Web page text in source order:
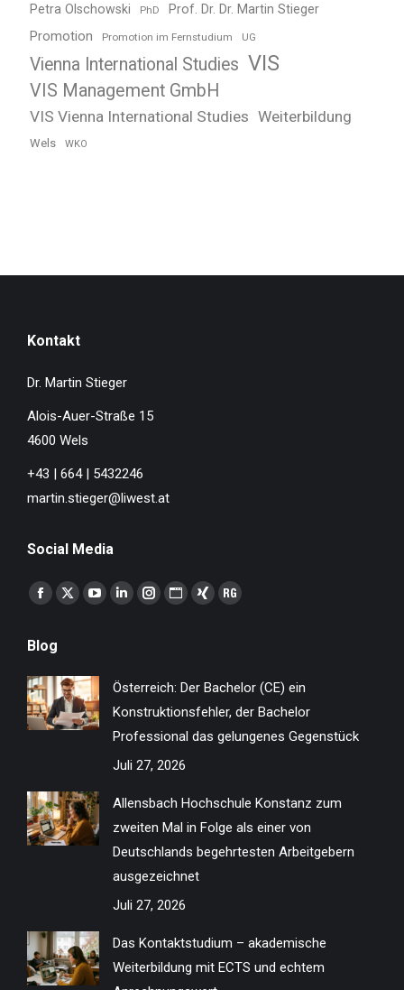
Petra Olschowski PhD Prof. Dr. Dr. Martin Stieger
Promotion Promotion im Fernstudium UG
Vienna International Studies VIS
VIS Management GmbH
VIS Vienna International Studies Weiterbildung
Wels WKO
Kontakt
Dr. Martin Stieger
Alois-Auer-Straße 15
4600 Wels
+43 | 664 | 5432246
martin.stieger@liwest.at
Social Media
Finden Sie uns auf:
Facebook
opens
in
new
window
X
in
new
window
YouTube
in
new
window
Linkedin
new
window
Instagram
new
window
Website
new
window
XING
new
window
ResearchGate
new
window
Blog
Österreich: Der Bachelor (CE) ein
Konstruktionsfehler, der Bachelor
Professional das gelungenes Gegenstück
Juli 27, 2026
Allensbach Hochschule Konstanz zum
zweiten Mal in Folge als einer von
Deutschlands begehrtesten Arbeitgebern
ausgezeichnet
Juli 27, 2026
Das Kontaktstudium – akademische
Weiterbildung mit ECTS und echtem